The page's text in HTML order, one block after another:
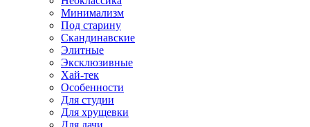
Минимализм
Под старину
Скандинавские
Элитные
Эксклюзивные
Хай-тек
Особенности
Для студии
Для хрущевки
Для дачи